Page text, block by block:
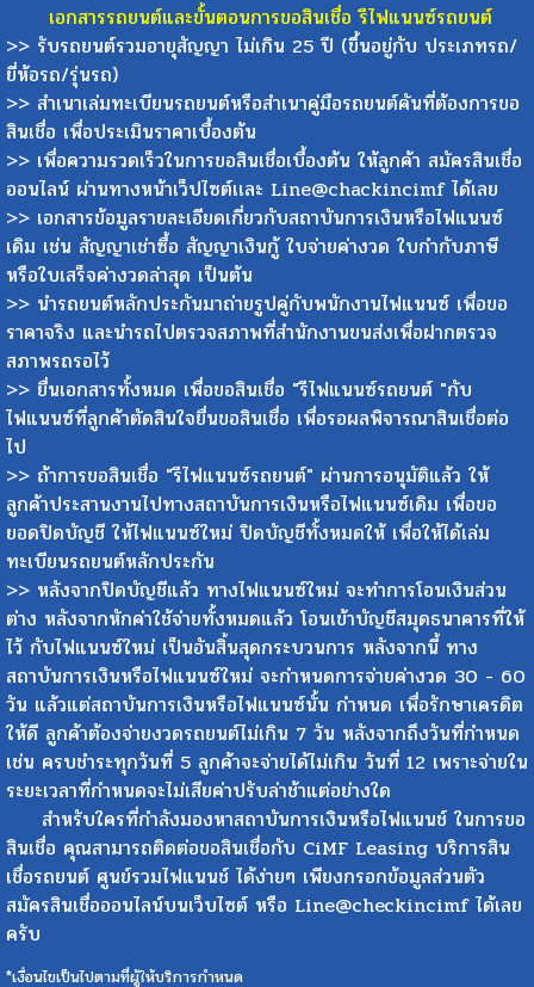
เอกสารรถยนต์และขั้นตอนการขอสินเชื่อ รีไฟแนนซ์รถยนต์
>> รับรถยนต์รวมอายุสัญญา ไม่เกิน 25 ปี (ขึ้นอยู่กับ ประเภทรถ/
ยี่ห้อรถ/รุ่นรถ)
>> สำเนาเล่มทะเบียนรถยนต์หรือสำเนาคู่มือรถยนต์คันที่ต้องการขอ
สินเชื่อ เพื่อประเมินราคาเบื้องต้น
>> เพื่อความรวดเร็วในการขอสินเชื่อเบื้องต้น ให้ลูกค้า สมัครสินเชื่อ
ออนไลน์ ผ่านทางหน้าเว็ปไซต์เเละ Line@chackincimf ได้เลย
>> เอกสารข้อมูลรายละเอียดเกี่ยวกับสถาบันการเงินหรือไฟแนนซ์
เดิม เช่น สัญญาเช่าซื้อ สัญญาเงินกู้ ใบจ่ายค่างวด ใบกำกับภาษี
หรือใบเสร็จค่างวดล่าสุด เป็นต้น
>> นำรถยนต์หลักประกันมาถ่ายรูปคู่กับพนักงานไฟแนนซ์ เพื่อขอ
ราคาจริง และนำรถไปตรวจสภาพที่สำนักงานขนส่งเพื่อฝากตรวจ
สภาพรถรอไว้
>> ยื่นเอกสารทั้งหมด เพื่อขอสินเชื่อ "รีไฟแนนซ์รถยนต์ "กับ
ไฟแนนซ์ที่ลูกค้าตัดสินใจยื่นขอสินเชื่อ เพื่อรอผลพิจารณาสินเชื่อต่อ
ไป
>> ถ้าการขอสินเชื่อ "รีไฟแนนซ์รถยนต์" ผ่านการอนุมัติแล้ว ให้
ลูกค้าประสานงานไปทางสถาบันการเงินหรือไฟแนนซ์เดิม เพื่อขอ
ยอดปิดบัญชี ให้ไฟแนนซ์ใหม่ ปิดบัญชีทั้งหมดให้ เพื่อให้ได้เล่ม
ทะเบียนรถยนต์หลักประกัน
>> หลังจากปิดบัญชีแล้ว ทางไฟแนนซ์ใหม่ จะทำการโอนเงินส่วน
ต่าง หลังจากหักค่าใช้จ่ายทั้งหมดแล้ว โอนเข้าบัญชีสมุดธนาคารที่ให้
ไว้ กับไฟแนนซ์ใหม่ เป็นอันสิ้นสุดกระบวนการ หลังจากนี้ ทาง
สถาบันการเงินหรือไฟแนนซ์ใหม่ จะกำหนดการจ่ายค่างวด 30 - 60
วัน แล้วแต่สถาบันการเงินหรือไฟแนนซ์นั้น กำหนด เพื่อรักษาเครดิต
ให้ดี ลูกค้าต้องจ่ายงวดรถยนต์ไม่เกิน 7 วัน หลังจากถึงวันที่กำหนด
เช่น ครบชำระทุกวันที่ 5 ลูกค้าจะจ่ายได้ไม่เกิน วันที่ 12 เพราะจ่ายใน
ระยะเวลาที่กำหนดจะไม่เสียค่าปรับล่าช้าแต่อย่างใด
สำหรับใครที่กำลังมองหาสถาบันการเงินหรือไฟแนนช์ ในการขอ
สินเชื่อ คุณสามารถติดต่อขอสินเชื่อกับ CiMF Leasing บริการสิน
เชื่อรถยนต์ ศูนย์รวมไฟแนนช์ ได้ง่ายๆ เพียงกรอกข้อมูลส่วนตัว
สมัครสินเชื่อออนไลน์บนเว็บไซต์ หรือ Line@checkincimf ได้เลย
ครับ
*เงื่อนไขเป็นไปตามที่ผู้ให้บริการกำหนด